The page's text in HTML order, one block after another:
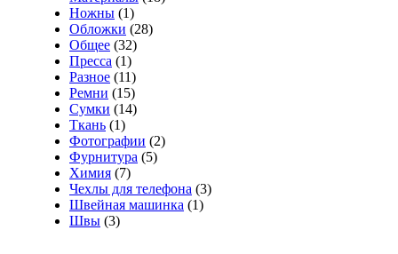
Ножны (1)
Обложки (28)
Общее (32)
Пресса (1)
Разное (11)
Ремни (15)
Сумки (14)
Ткань (1)
Фотографии (2)
Фурнитура (5)
Химия (7)
Чехлы для телефона (3)
Швейная машинка (1)
Швы (3)